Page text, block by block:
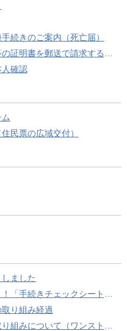
続きのご案内（死亡届）
を郵送で請求する際の本人確認
確認
民票の広域交付）
ました
チェックシート」を導入しました
り組み経過
（ワンストップサービス推進事業）